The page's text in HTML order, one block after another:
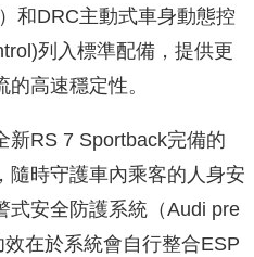
和DRC主動式車身動態控
列入標準配備，提供更
高速穩定性。
新RS 7 Sportback完備的
隨時守護車內乘客的人身安
式安全防護系統（Audi pre
在於系統會自行整合ESP